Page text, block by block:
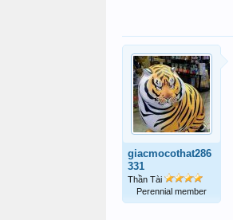
giacmocothat286
331
Thần Tài
Perennial member